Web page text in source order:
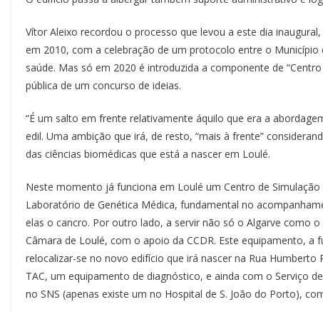
Vítor Aleixo recordou o processo que levou a este dia
em 2010, com a celebração de um protocolo entre o
saúde. Mas só em 2020 é introduzida a componente de
pública de um concurso de ideias.
“É um salto em frente relativamente áquilo que era a
edil. Uma ambição que irá, de resto, “mais à frente”
das ciências biomédicas que está a nascer em Loulé.
Neste momento já funciona em Loulé um Centro de
Laboratório de Genética Médica, fundamental no
elas o cancro. Por outro lado, a servir não só o Algarve como
Câmara de Loulé, com o apoio da CCDR. Este equipamento,
relocalizar-se no novo edifício que irá nascer na Rua
TAC, um equipamento de diagnóstico, e ainda com o Serviço
no SNS (apenas existe um no Hospital de S. João do Porto),